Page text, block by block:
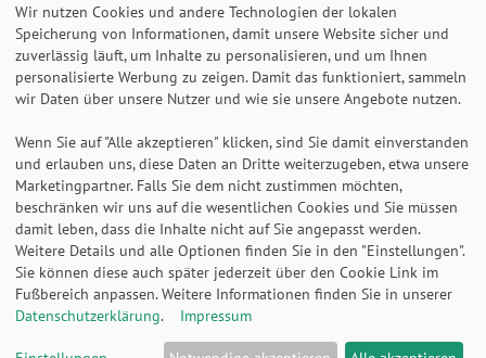
Bequeme Zahlung über Paypal
14 Tage Widerrufsrecht
2 Jahre Gewährleistung
Alle Texte, Grafiken, Bilder und das Layout sind
urheberrechtlich geschützt und dürfen nicht ohne
ausdrückliche, schriftliche Erlaubnis weiterverwendet werden.
© 2026 bits&paper GmbH - HAN Fachshop - HAN 1612-14 -
Stehsammler GALAXY, A4/C4, mit Trennstütze und
Beschriftungsclip, blau
Wir nutzen Cookies und andere Technologien der lokalen
Speicherung von Informationen, damit unsere Website sicher und
zuverlässig läuft, um Inhalte zu personalisieren, und um Ihnen
personalisierte Werbung zu zeigen. Damit das funktioniert, sammeln
wir Daten über unsere Nutzer und wie sie unsere Angebote nutzen.
Wenn Sie auf "Alle akzeptieren" klicken, sind Sie damit einverstanden
und erlauben uns, diese Daten an Dritte weiterzugeben, etwa unsere
Marketingpartner. Falls Sie dem nicht zustimmen möchten,
beschränken wir uns auf die wesentlichen Cookies und Sie müssen
damit leben, dass die Inhalte nicht auf Sie angepasst werden.
Weitere Details und alle Optionen finden Sie in den "Einstellungen".
Sie können diese auch später jederzeit über den Cookie Link im
Fußbereich anpassen. Weitere Informationen finden Sie in unserer
Datenschutzerklärung. Impressum